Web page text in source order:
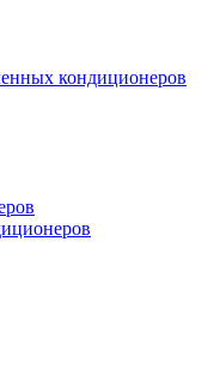
кондиционеров